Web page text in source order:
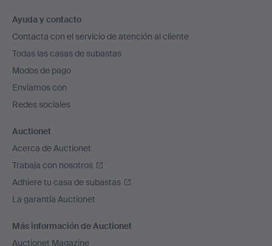
en
el
pie
de
página
Ayuda y contacto
Contacta con el servicio de atención al cliente
Todas las casas de subastas
Modos de pago
Enviamos con
Redes sociales
Auctionet
Acerca de Auctionet
Trabaja con nosotros
Adhiere tu casa de subastas
La garantía Auctionet
Más información de Auctionet
Auctionet Magazine